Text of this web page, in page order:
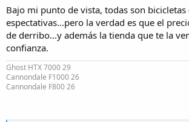
Bajo mi punto de vista, todas son
espectativas...pero la verdad es que el
de derribo...y además la tienda que te la
confianza.
Ghost HTX 7000 29
Cannondale F1000 26
Cannondale F800 26